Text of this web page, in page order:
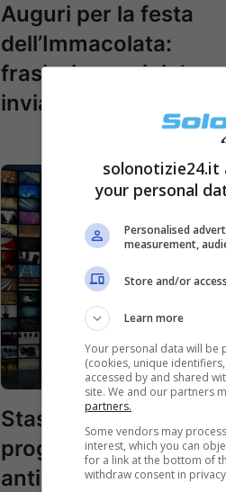
Auguri per la festa
dell’Immacolata:
frasi e immagini da
inviare
Stasera in tv:
programmi e
anticipazioni della
solonotizie24.it
your personal
Personalised
measurement,
Store and/or
Learn more
Your personal data will be
(cookies, unique
accessed by and shared
site. We and our partners
partners.
Some vendors may
interest, which you can
for a link at the bottom of
withdraw consent in